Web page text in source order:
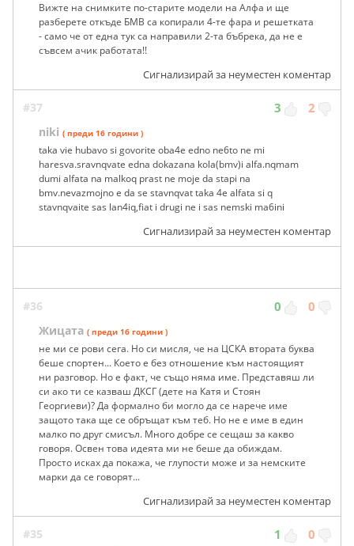
Вижте на снимките по-старите модели на Алфа и ще
разберете откъде БМВ са копирали 4-те фара и решетката
- само че от една тук са направили 2-та бъбрека, да не е
съвсем ачик работата!!
Сигнализирай за неуместен коментар
#37 3 2
niki ( преди 16 години )
taka vie hubavo si govorite oba4e edno ne6to ne mi
haresva.sravnqvate edna dokazana kola(bmv)i alfa.nqmam
dumi alfata na malkoq prast ne moje da stapi na
bmv.nevazmojno e da se stavnqvat taka 4e alfata si q
stavnqvaite sas lan4iq,fiat i drugi ne i sas nemski ma6ini
Сигнализирай за неуместен коментар
#36 0 0
Жицата ( преди 16 години )
не ми се рови сега. Но си мисля, че на ЦСКА втората буква
беше спортен... Което е без отношение към настоящият
ни разговор. Но е факт, че също няма име. Представяш ли
си ако ти се казваш ДКСГ (дете на Катя и Стоян
Георгиеви)? Да формално би могло да се нарече име
защото така ще се обръщат към теб. Но не е име в един
малко по друг смисъл. Много добре се сещаш за какво
говоря. Освен това идеята ми не беше да обиждам.
Просто исках да покажа, че глупости може и за немските
марки да се говорят...
Сигнализирай за неуместен коментар
#35 1 0